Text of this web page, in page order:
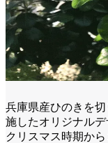
兵庫県産ひのきを
施したオリジナルデ
クリスマス時期か